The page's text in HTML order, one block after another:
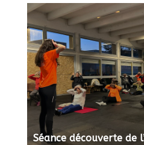
Séance découverte de